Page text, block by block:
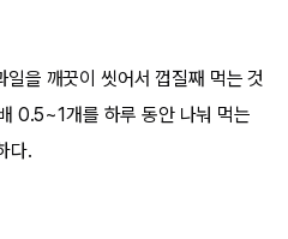
을 깨끗이 씻어서 껍질째 먹는 것
0.5~1개를 하루 동안 나눠 먹는
다.